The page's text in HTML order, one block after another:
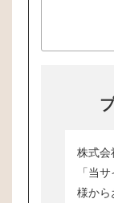
株式会
「当
様から